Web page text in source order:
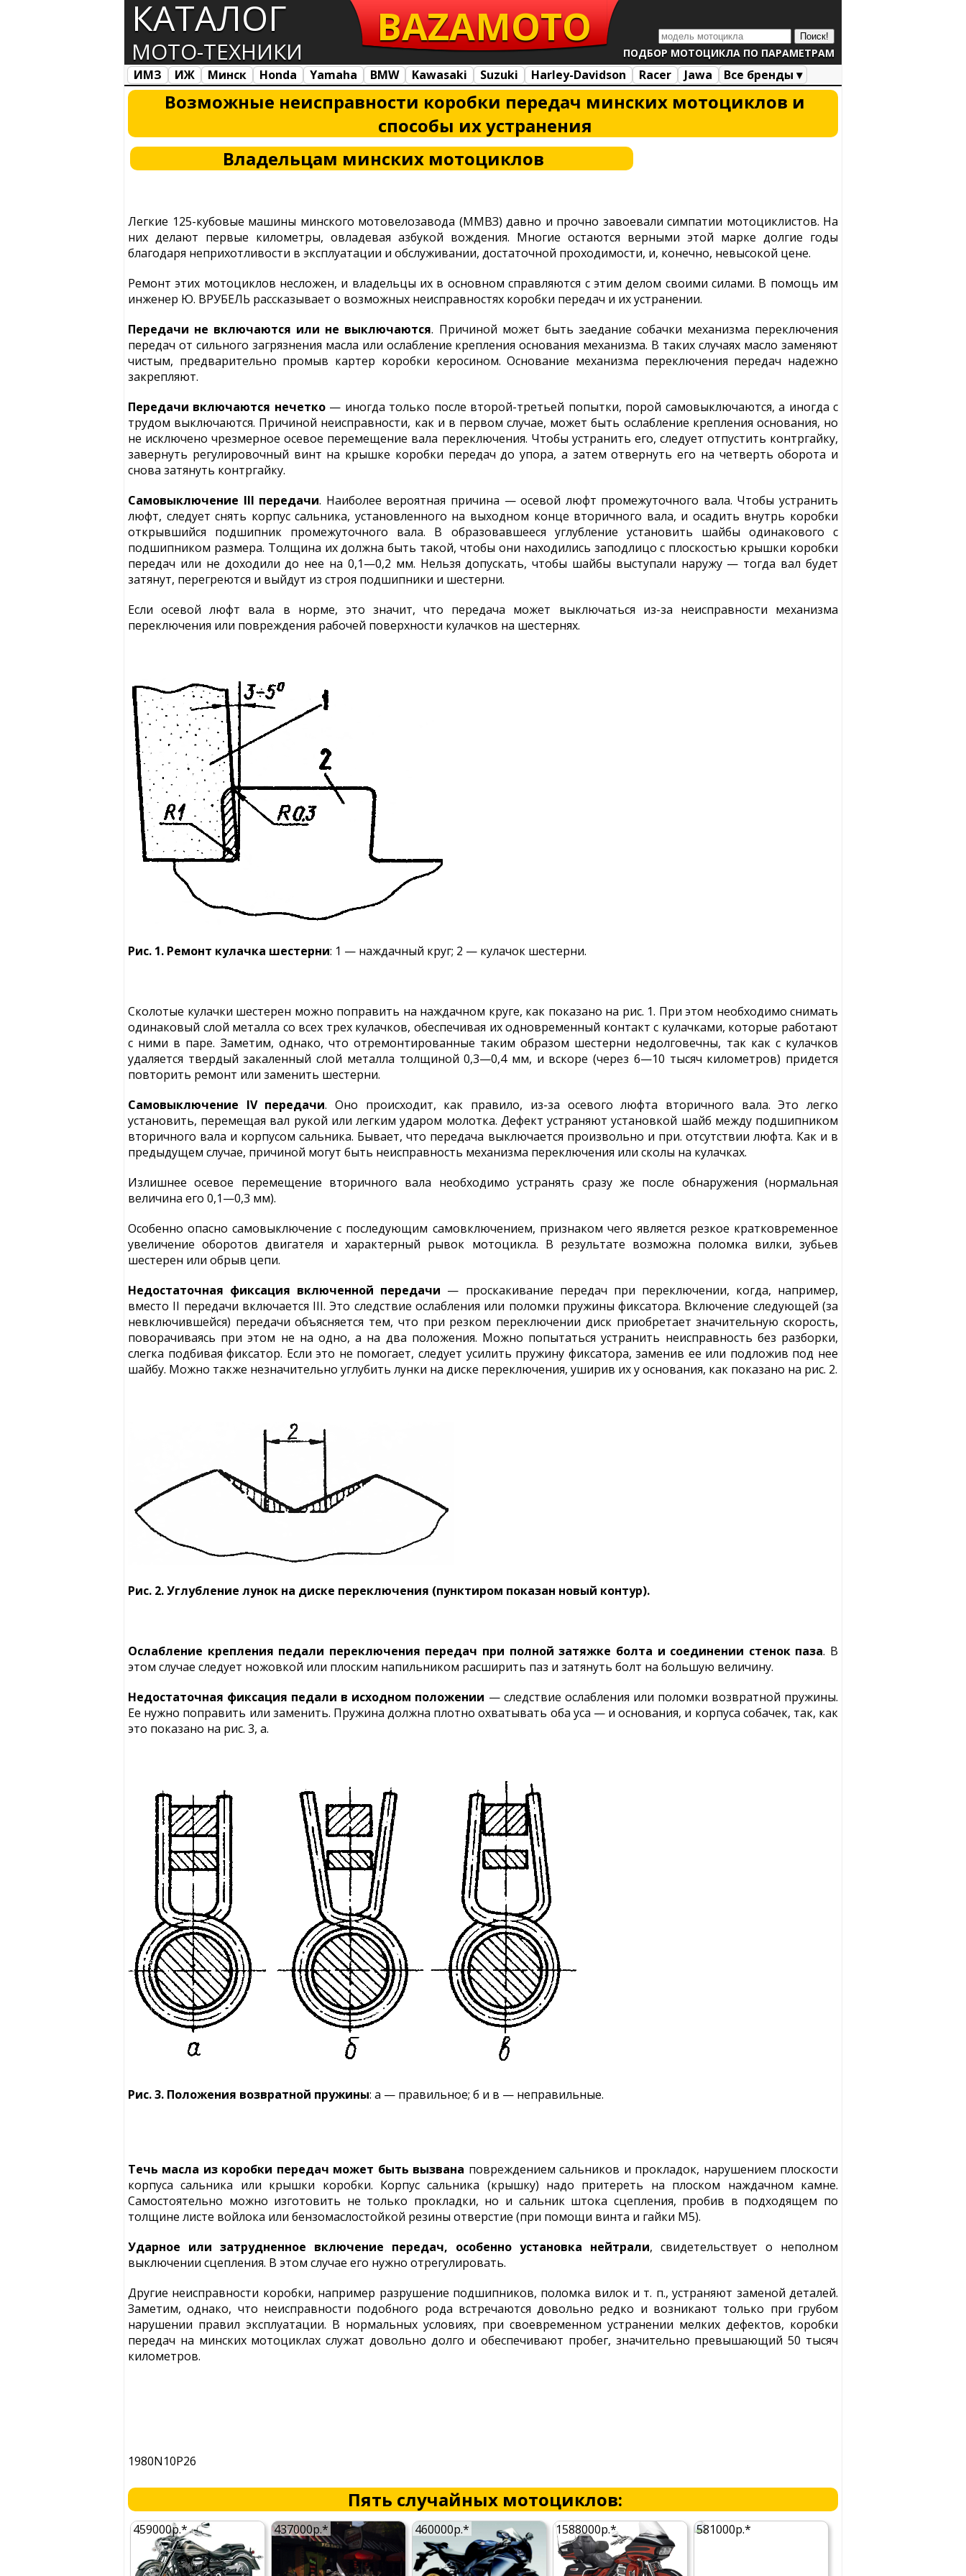
КАТАЛОГ
МОТО-ТЕХНИКИ ПОДБОР МОТОЦИКЛА ПО ПАРАМЕТРАМ
BAZAMOTO
ИМЗ ИЖ Минск Honda Yamaha BMW Kawasaki Suzuki Harley-Davidson Racer Jawa
Все бренды ▾
Все марки
Загрузка...
Возможные неисправности коробки передач минских мотоциклов и
способы их устранения
Владельцам минских мотоциклов
Легкие 125-кубовые машины минского мотовелозавода (ММВЗ) давно и прочно завоевали симпатии мотоциклистов. На
них делают первые километры, овладевая азбукой вождения. Многие остаются верными этой марке долгие годы
благодаря неприхотливости в эксплуатации и обслуживании, достаточной проходимости, и, конечно, невысокой цене.
Ремонт этих мотоциклов несложен, и владельцы их в основном справляются с этим делом своими силами. В помощь им
инженер Ю. ВРУБЕЛЬ рассказывает о возможных неисправностях коробки передач и их устранении.
Передачи не включаются или не выключаются. Причиной может быть заедание собачки механизма переключения
передач от сильного загрязнения масла или ослабление крепления основания механизма. В таких случаях масло заменяют
чистым, предварительно промыв картер коробки керосином. Основание механизма переключения передач надежно
закрепляют.
Передачи включаются нечетко— иногда только после второй-третьей попытки, порой самовыключаются, а иногда с
трудом выключаются. Причиной неисправности, как и в первом случае, может быть ослабление крепления основания, но
не исключено чрезмерное осевое перемещение вала переключения. Чтобы устранить его, следует отпустить контргайку,
завернуть регулировочный винт на крышке коробки передач до упора, а затем отвернуть его на четверть оборота и
снова затянуть контргайку.
Самовыключение III передачи. Наиболее вероятная причина — осевой люфт промежуточного вала. Чтобы устранить
люфт, следует снять корпус сальника, установленного на выходном конце вторичного вала, и осадить внутрь коробки
открывшийся подшипник промежуточного вала. В образовавшееся углубление установить шайбы одинакового с
подшипником размера. Толщина их должна быть такой, чтобы они находились заподлицо с плоскостью крышки коробки
передач или не доходили до нее на 0,1—0,2 мм. Нельзя допускать, чтобы шайбы выступали наружу — тогда вал будет
затянут, перегреются и выйдут из строя подшипники и шестерни.
Если осевой люфт вала в норме, это значит, что передача может выключаться из-за неисправности механизма
переключения или повреждения рабочей поверхности кулачков на шестернях.
Рис. 1. Ремонт кулачка шестерни: 1 — наждачный круг; 2 — кулачок шестерни.
Сколотые кулачки шестерен можно поправить на наждачном круге, как показано на рис. 1. При этом необходимо снимать
одинаковый слой металла со всех трех кулачков, обеспечивая их одновременный контакт с кулачками, которые работают
с ними в паре. Заметим, однако, что отремонтированные таким образом шестерни недолговечны, так как с кулачков
удаляется твердый закаленный слой металла толщиной 0,3—0,4 мм, и вскоре (через 6—10 тысяч километров) придется
повторить ремонт или заменить шестерни.
Самовыключение IV передачи. Оно происходит, как правило, из-за осевого люфта вторичного вала. Это легко
установить, перемещая вал рукой или легким ударом молотка. Дефект устраняют установкой шайб между подшипником
вторичного вала и корпусом сальника. Бывает, что передача выключается произвольно и при. отсутствии люфта. Как и в
предыдущем случае, причиной могут быть неисправность механизма переключения или сколы на кулачках.
Излишнее осевое перемещение вторичного вала необходимо устранять сразу же после обнаружения (нормальная
величина его 0,1—0,3 мм).
Особенно опасно самовыключение с последующим самовключением, признаком чего является резкое кратковременное
увеличение оборотов двигателя и характерный рывок мотоцикла. В результате возможна поломка вилки, зубьев
шестерен или обрыв цепи.
Недостаточная фиксация включенной передачи — проскакивание передач при переключении, когда, например,
вместо II передачи включается III. Это следствие ослабления или поломки пружины фиксатора. Включение следующей (за
невключившейся) передачи объясняется тем, что при резком переключении диск приобретает значительную скорость,
поворачиваясь при этом не на одно, а на два положения. Можно попытаться устранить неисправность без разборки,
слегка подбивая фиксатор. Если это не помогает, следует усилить пружину фиксатора, заменив ее или подложив под нее
шайбу. Можно также незначительно углубить лунки на диске переключения, уширив их у основания, как показано на рис. 2.
Рис. 2. Углубление лунок на диске переключения (пунктиром показан новый контур).
Ослабление крепления педали переключения передач при полной затяжке болта и соединении стенок паза. В
этом случае следует ножовкой или плоским напильником расширить паз и затянуть болт на большую величину.
Недостаточная фиксация педали в исходном положении — следствие ослабления или поломки возвратной пружины.
Ее нужно поправить или заменить. Пружина должна плотно охватывать оба уса — и основания, и корпуса собачек, так, как
это показано на рис. 3, а.
Рис. 3. Положения возвратной пружины: а — правильное; б и в — неправильные.
Течь масла из коробки передач может быть вызвана повреждением сальников и прокладок, нарушением плоскости
корпуса сальника или крышки коробки. Корпус сальника (крышку) надо притереть на плоском наждачном камне.
Самостоятельно можно изготовить не только прокладки, но и сальник штока сцепления, пробив в подходящем по
толщине листе войлока или бензомаслостойкой резины отверстие (при помощи винта и гайки М5).
Ударное или затрудненное включение передач, особенно установка нейтрали, свидетельствует о неполном
выключении сцепления. В этом случае его нужно отрегулировать.
Другие неисправности коробки, например разрушение подшипников, поломка вилок и т. п., устраняют заменой деталей.
Заметим, однако, что неисправности подобного рода встречаются довольно редко и возникают только при грубом
нарушении правил эксплуатации. В нормальных условиях, при своевременном устранении мелких дефектов, коробки
передач на минских мотоциклах служат довольно долго и обеспечивают пробег, значительно превышающий 50 тысяч
километров.
1980N10P26
Пять случайных мотоциклов:
459000р.* 437000р.* 460000р.* 1588000р.* 581000р.*